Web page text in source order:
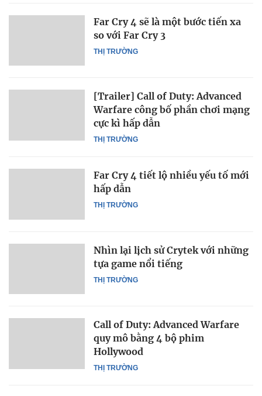
THỊ TRƯỜNG
Far Cry 4 sẽ là một bước tiến xa
so với Far Cry 3
THỊ TRƯỜNG
[Trailer] Call of Duty: Advanced
Warfare công bố phần chơi mạng
cực kì hấp dẫn
THỊ TRƯỜNG
Far Cry 4 tiết lộ nhiều yếu tố mới
hấp dẫn
THỊ TRƯỜNG
Nhìn lại lịch sử Crytek với những
tựa game nổi tiếng
THỊ TRƯỜNG
Call of Duty: Advanced Warfare
quy mô bằng 4 bộ phim
Hollywood